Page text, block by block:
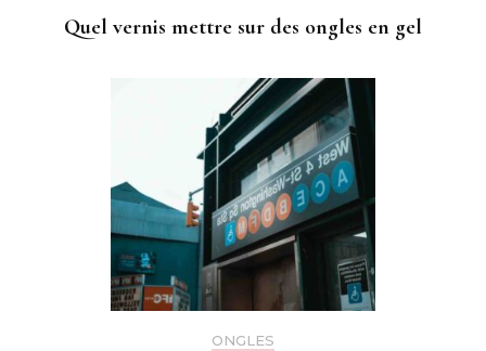
Quel vernis mettre sur des ongles en gel
ONGLES